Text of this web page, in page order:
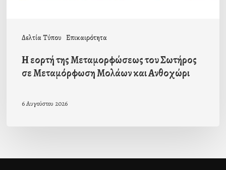
Δελτία Τύπου Επικαιρότητα
Η εορτή της Μεταμορφώσεως του Σωτήρος
σε Μεταμόρφωση Μολάων και Ανθοχώρι
6 Αυγούστου 2026